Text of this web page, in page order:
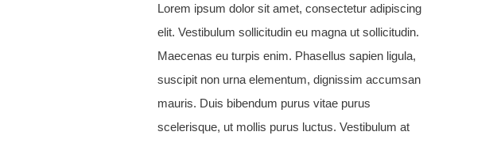
Lorem ipsum dolor sit amet, consectetur adipiscing
elit. Vestibulum sollicitudin eu magna ut sollicitudin.
Maecenas eu turpis enim. Phasellus sapien ligula,
suscipit non urna elementum, dignissim accumsan
mauris. Duis bibendum purus vitae purus
scelerisque, ut mollis purus luctus. Vestibulum at